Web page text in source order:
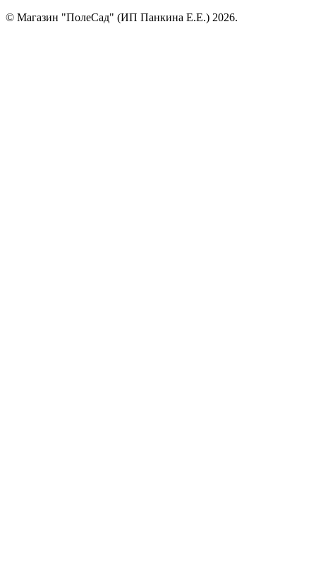
© Магазин "ПолеСад" (ИП Панкина Е.Е.) 2026.